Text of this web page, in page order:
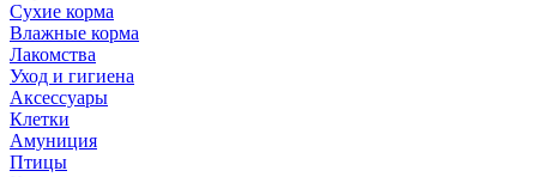
Сухие корма
Влажные корма
Лакомства
Уход и гигиена
Аксессуары
Клетки
Амуниция
Птицы